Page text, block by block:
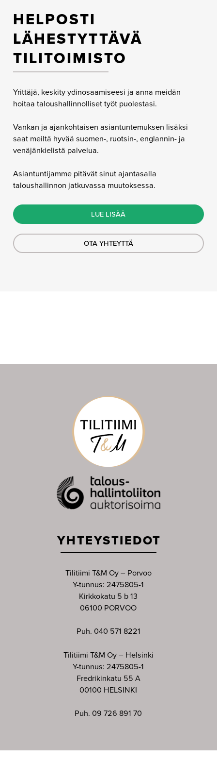
HELPOSTI
LÄHESTYTTÄVÄ
TILITOIMISTO
Yrittäjä, keskity ydinosaamiseesi ja anna meidän
hoitaa taloushallinnolliset työt puolestasi.
Vankan ja ajankohtaisen asiantuntemuksen lisäksi
saat meiltä hyvää suomen-, ruotsin-, englannin- ja
venäjänkielistä palvelua.
Asiantuntijamme pitävät sinut ajantasalla
taloushallinnon jatkuvassa muutoksessa.
LUE LISÄÄ
OTA YHTEYTTÄ
YHTEYSTIEDOT
Tilitiimi T&M Oy – Porvoo
Y-tunnus: 2475805-1
Kirkkokatu 5 b 13
06100 PORVOO
Puh. 040 571 8221
Tilitiimi T&M Oy – Helsinki
Y-tunnus: 2475805-1
Fredrikinkatu 55 A
00100 HELSINKI
Puh. 09 726 891 70